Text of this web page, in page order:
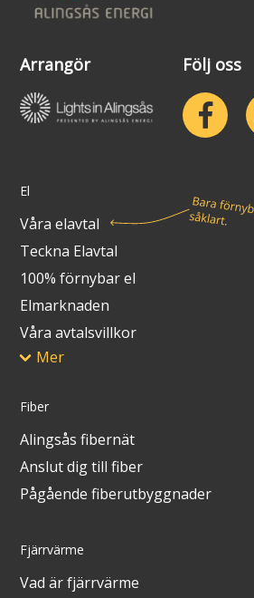
Visselblåsarfunktion
Integritetsinformation
Arrangör Följ oss
El
Våra elavtal
Teckna Elavtal
100% förnybar el
Elmarknaden
Våra avtalsvillkor
Mer
Fiber
Alingsås fibernät
Anslut dig till fiber
Pågående fiberutbyggnader
Fjärrvärme
Vad är fjärrvärme